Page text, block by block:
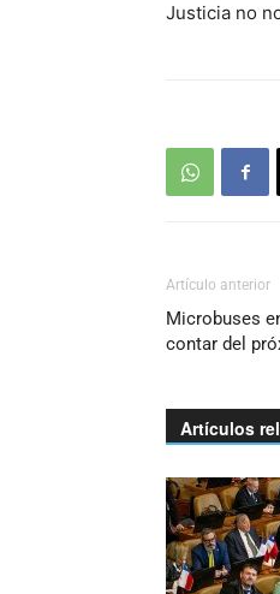
Justicia no
Artículo anterior
Microbuses
contar del
Artículos